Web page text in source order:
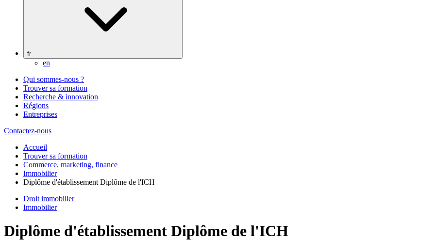
fr
en
Qui sommes-nous ?
Trouver sa formation
Recherche & innovation
Régions
Entreprises
Contactez-nous
Accueil
Trouver sa formation
Commerce, marketing, finance
Immobilier
Diplôme d'établissement Diplôme de l'ICH
Droit immobilier
Immobilier
Diplôme d'établissement Diplôme de l'ICH